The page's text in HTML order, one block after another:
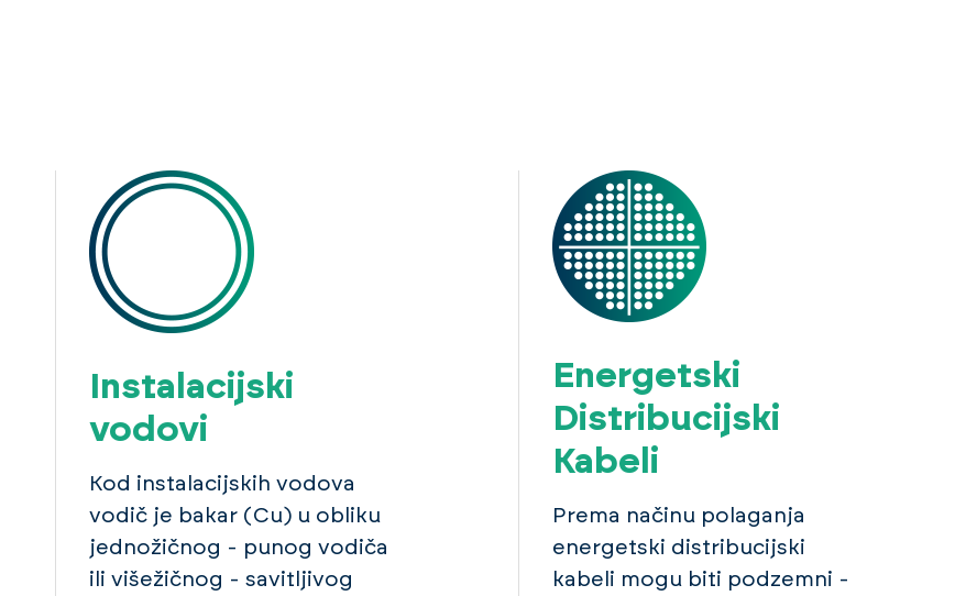
Instalacijski
vodovi
Kod instalacijskih vodova
vodič je bakar (Cu) u obliku
jednožičnog - punog vodiča
ili višežičnog - savitljivog
Energetski
Distribucijski
Kabeli
Prema načinu polaganja
energetski distribucijski
kabeli mogu biti podzemni -